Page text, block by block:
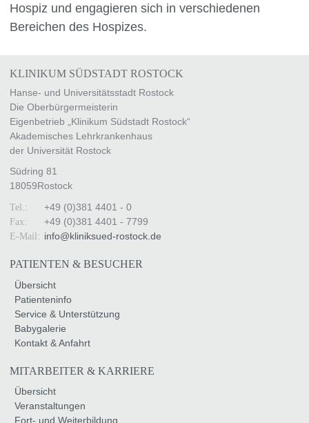
Hospiz und engagieren sich in verschiedenen
Bereichen des Hospizes.
KLINIKUM SÜDSTADT ROSTOCK
Hanse- und Universitätsstadt Rostock
Die Oberbürgermeisterin
Eigenbetrieb „Klinikum Südstadt Rostock“
Akademisches Lehrkrankenhaus
der Universität Rostock
Südring 81
18059Rostock
Tel.: +49 (0)381 4401 - 0
Fax: +49 (0)381 4401 - 7799
E-Mail: info@kliniksued-rostock de
PATIENTEN & BESUCHER
Übersicht
Patienteninfo
Service & Unterstützung
Babygalerie
Kontakt & Anfahrt
MITARBEITER & KARRIERE
Übersicht
Veranstaltungen
Fort- und Weiterbildung